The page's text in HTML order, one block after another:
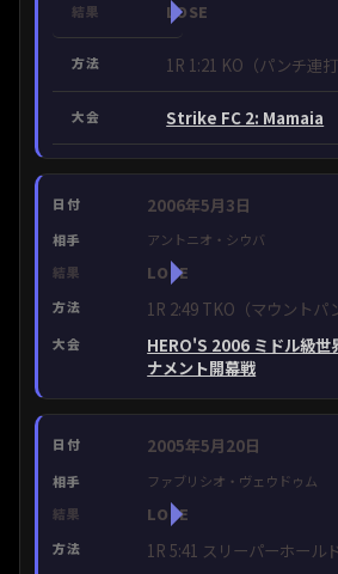
LOSE
1R 1:21 KO（パンチ連打
Strike FC 2: Mamaia
2006年5月3日
アントニオ・シウバ
LOSE
1R 2:49 TKO（マウントパ
HERO'S 2006 ミドル級世
ナメント開幕戦
2005年5月20日
ファブリシオ・ヴェウドゥム
LOSE
1R 5:41 スリーパーホール